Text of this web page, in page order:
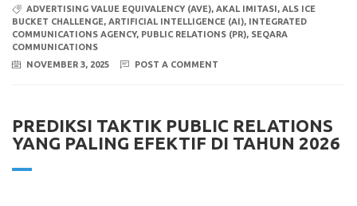
ADVERTISING VALUE EQUIVALENCY (AVE), AKAL IMITASI, ALS ICE
BUCKET CHALLENGE, ARTIFICIAL INTELLIGENCE (AI), INTEGRATED
COMMUNICATIONS AGENCY, PUBLIC RELATIONS (PR), SEQARA
COMMUNICATIONS
NOVEMBER 3, 2025
POST A COMMENT
PREDIKSI TAKTIK PUBLIC RELATIONS
YANG PALING EFEKTIF DI TAHUN 2026